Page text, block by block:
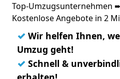
Top-Umzugsunternehmen
Kostenlose Angebote in 2
✓ Wir helfen Ihnen,
Umzug geht!
✓ Schnell &